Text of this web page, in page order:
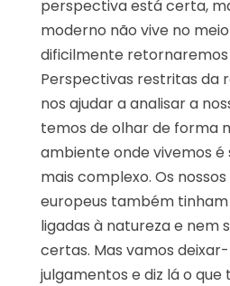
perspectiva está certa,
moderno não vive no
dificilmente retornaremos
Perspectivas restritas da
nos ajudar a analisar a
temos de olhar de forma
ambiente onde vivemos
mais complexo. Os
europeus também
ligadas à natureza e nem
certas. Mas vamos
julgamentos e diz lá o que